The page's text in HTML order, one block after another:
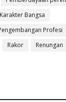
Bangsa
Profesi
Rakor Renungan